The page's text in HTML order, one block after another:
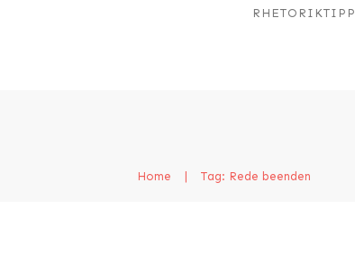
RHETORIKTIPP
Home Tag: Rede beenden